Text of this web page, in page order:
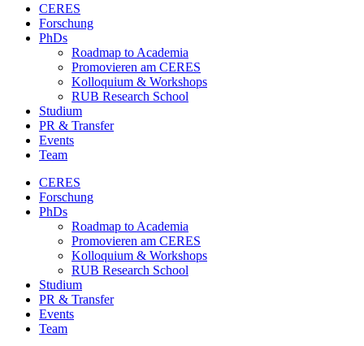
CERES
Forschung
PhDs
Roadmap to Academia
Promovieren am CERES
Kolloquium & Workshops
RUB Research School
Studium
PR & Transfer
Events
Team
CERES
Forschung
PhDs
Roadmap to Academia
Promovieren am CERES
Kolloquium & Workshops
RUB Research School
Studium
PR & Transfer
Events
Team